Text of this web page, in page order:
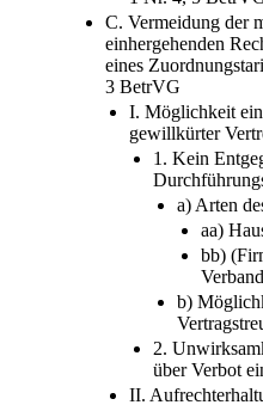
C. Vermeidung der
einhergehenden
eines
3 BetrVG
I. Möglichkeit
gewillkürter
1. Kein
a) Arten
aa)
bb)
b)
2.
über Verbot
II.